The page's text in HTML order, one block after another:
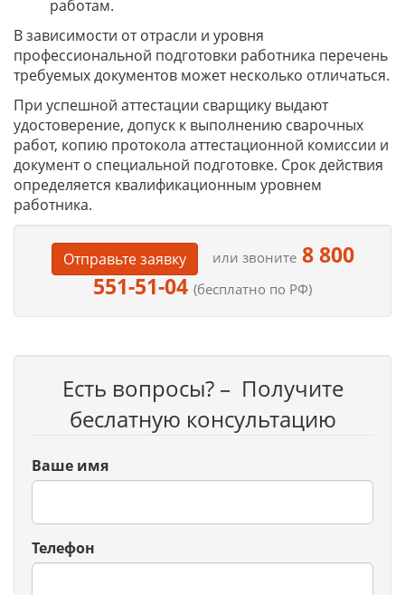
работам.
В зависимости от отрасли и уровня
профессиональной подготовки работника перечень
требуемых документов может несколько отличаться.
При успешной аттестации сварщику выдают
удостоверение, допуск к выполнению сварочных
работ, копию протокола аттестационной комиссии и
документ о специальной подготовке. Срок действия
определяется квалификационным уровнем
работника.
Отправьте заявку или звоните8 800
551-51-04 (бесплатно по РФ)
Есть вопросы? – Получите
беслатную консультацию
Ваше имя
Телефон